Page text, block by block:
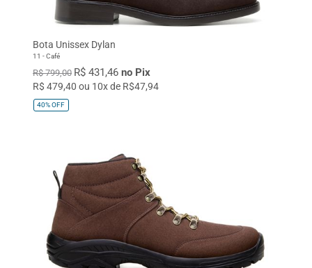
Bota Unissex Dylan
11 - Café
R$ 799,00 R$ 431,46 no Pix
R$ 479,40 ou 10x de R$47,94
40%OFF